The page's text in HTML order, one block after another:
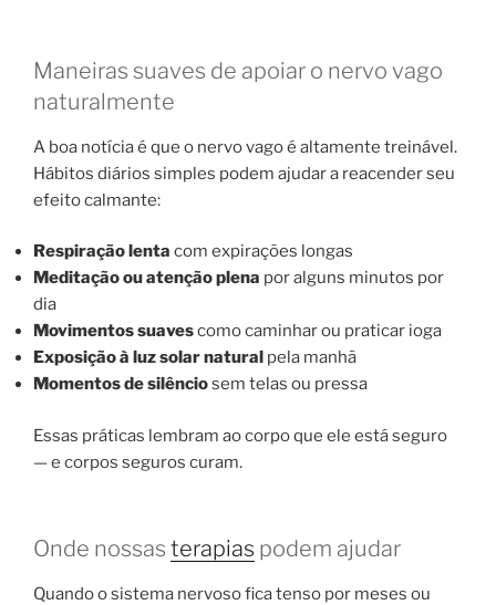
Maneiras suaves de apoiar o nervo vago
naturalmente
A boa notícia é que o nervo vago é altamente treinável.
Hábitos diários simples podem ajudar a reacender seu
efeito calmante:
Respiração lenta com expirações longas
Meditação ou atenção plena por alguns minutos por
dia
Movimentos suavescomo caminhar ou praticar ioga
Exposição à luz solar natural pela manhã
Momentos de silênciosem telas ou pressa
Essas práticas lembram ao corpo que ele está seguro
— e corpos seguros curam.
Onde nossas terapias podem ajudar
Quando o sistema nervoso fica tenso por meses ou